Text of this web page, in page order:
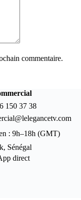
commentaire.
150 37 38
: 9h–18h (GMT)
Sénégal
direct